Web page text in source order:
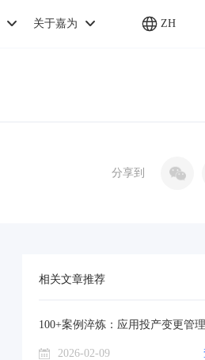
关于嘉为 ZH
分享到
相关文章推荐
100+案例淬炼：应用投产变更管
2026-02-09